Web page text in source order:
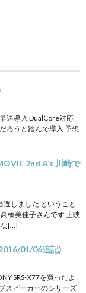
速導入 DualCore対応
ろうと踏んで導入 予想
2nd A’s 川崎で
しました ということ
橋美佳子さんです 上映
な[…]
01/06追記)
SRS-X77を買ったよ
スピーカーのシリーズ